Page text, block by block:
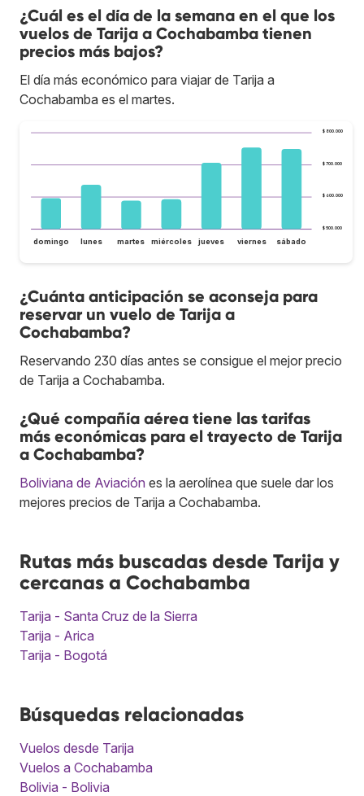
¿Cuál es el día de la semana en el que los
vuelos de Tarija a Cochabamba tienen
precios más bajos?
El día más económico para viajar de Tarija a
Cochabamba es el martes.
$ 500.000
$ 600.000
$ 700.000
$ 800.000
domingo lunes martes miércoles jueves viernes sábado
¿Cuánta anticipación se aconseja para
reservar un vuelo de Tarija a
Cochabamba?
Reservando 230 días antes se consigue el mejor precio
de Tarija a Cochabamba.
¿Qué compañía aérea tiene las tarifas
más económicas para el trayecto de Tarija
a Cochabamba?
Boliviana de Aviación es la aerolínea que suele dar los
mejores precios de Tarija a Cochabamba.
Rutas más buscadas desde Tarija y
cercanas a Cochabamba
Tarija - Santa Cruz de la Sierra
Tarija - Arica
Tarija - Bogotá
Búsquedas relacionadas
Vuelos desde Tarija
Vuelos a Cochabamba
Bolivia - Bolivia